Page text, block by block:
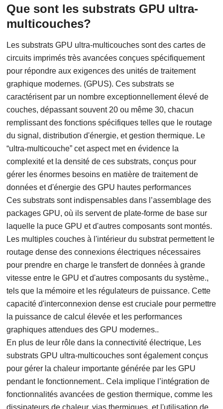
Que sont les substrats GPU ultra-
multicouches?
Les substrats GPU ultra-multicouches sont des cartes de
circuits imprimés très avancées conçues spécifiquement
pour répondre aux exigences des unités de traitement
graphique modernes. (GPUS). Ces substrats se
caractérisent par un nombre exceptionnellement élevé de
couches, dépassant souvent 20 ou même 30, chacun
remplissant des fonctions spécifiques telles que le routage
du signal, distribution d'énergie, et gestion thermique. Le
“ultra-multicouche” cet aspect met en évidence la
complexité et la densité de ces substrats, conçus pour
gérer les énormes besoins en matière de traitement de
données et d'énergie des GPU hautes performances
Ces substrats sont indispensables dans l’assemblage des
packages GPU, où ils servent de plate-forme de base sur
laquelle la puce GPU et d'autres composants sont montés.
Les multiples couches à l'intérieur du substrat permettent le
routage dense des connexions électriques nécessaires
pour prendre en charge le transfert de données à grande
vitesse entre le GPU et d'autres composants du système.,
tels que la mémoire et les régulateurs de puissance. Cette
capacité d'interconnexion dense est cruciale pour permettre
la puissance de calcul élevée et les performances
graphiques attendues des GPU modernes..
En plus de leur rôle dans la connectivité électrique, Les
substrats GPU ultra-multicouches sont également conçus
pour gérer la chaleur importante générée par les GPU
pendant le fonctionnement.. Cela implique l’intégration de
fonctionnalités avancées de gestion thermique, comme les
dissipateurs de chaleur, vias thermiques, et l'utilisation de